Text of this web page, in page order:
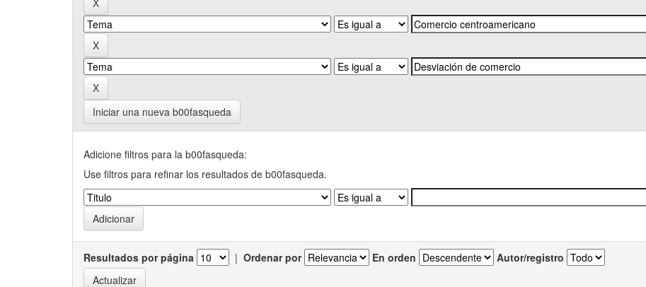
Iniciar una nueva b00fasqueda
Adicione filtros para la b00fasqueda:
Use filtros para refinar los resultados de b00fasqueda.
Resultados por página | Ordenar por En orden Autor/registro